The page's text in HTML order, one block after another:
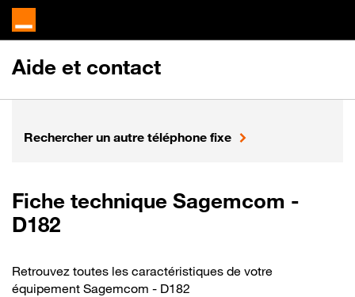
Aide et contact
Rechercher un autre téléphone fixe
Fiche technique Sagemcom -
D182
Retrouvez toutes les caractéristiques de votre
équipement Sagemcom - D182